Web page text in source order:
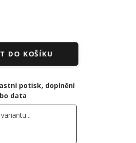
DO KOŠÍKU
potisk, doplnění
data